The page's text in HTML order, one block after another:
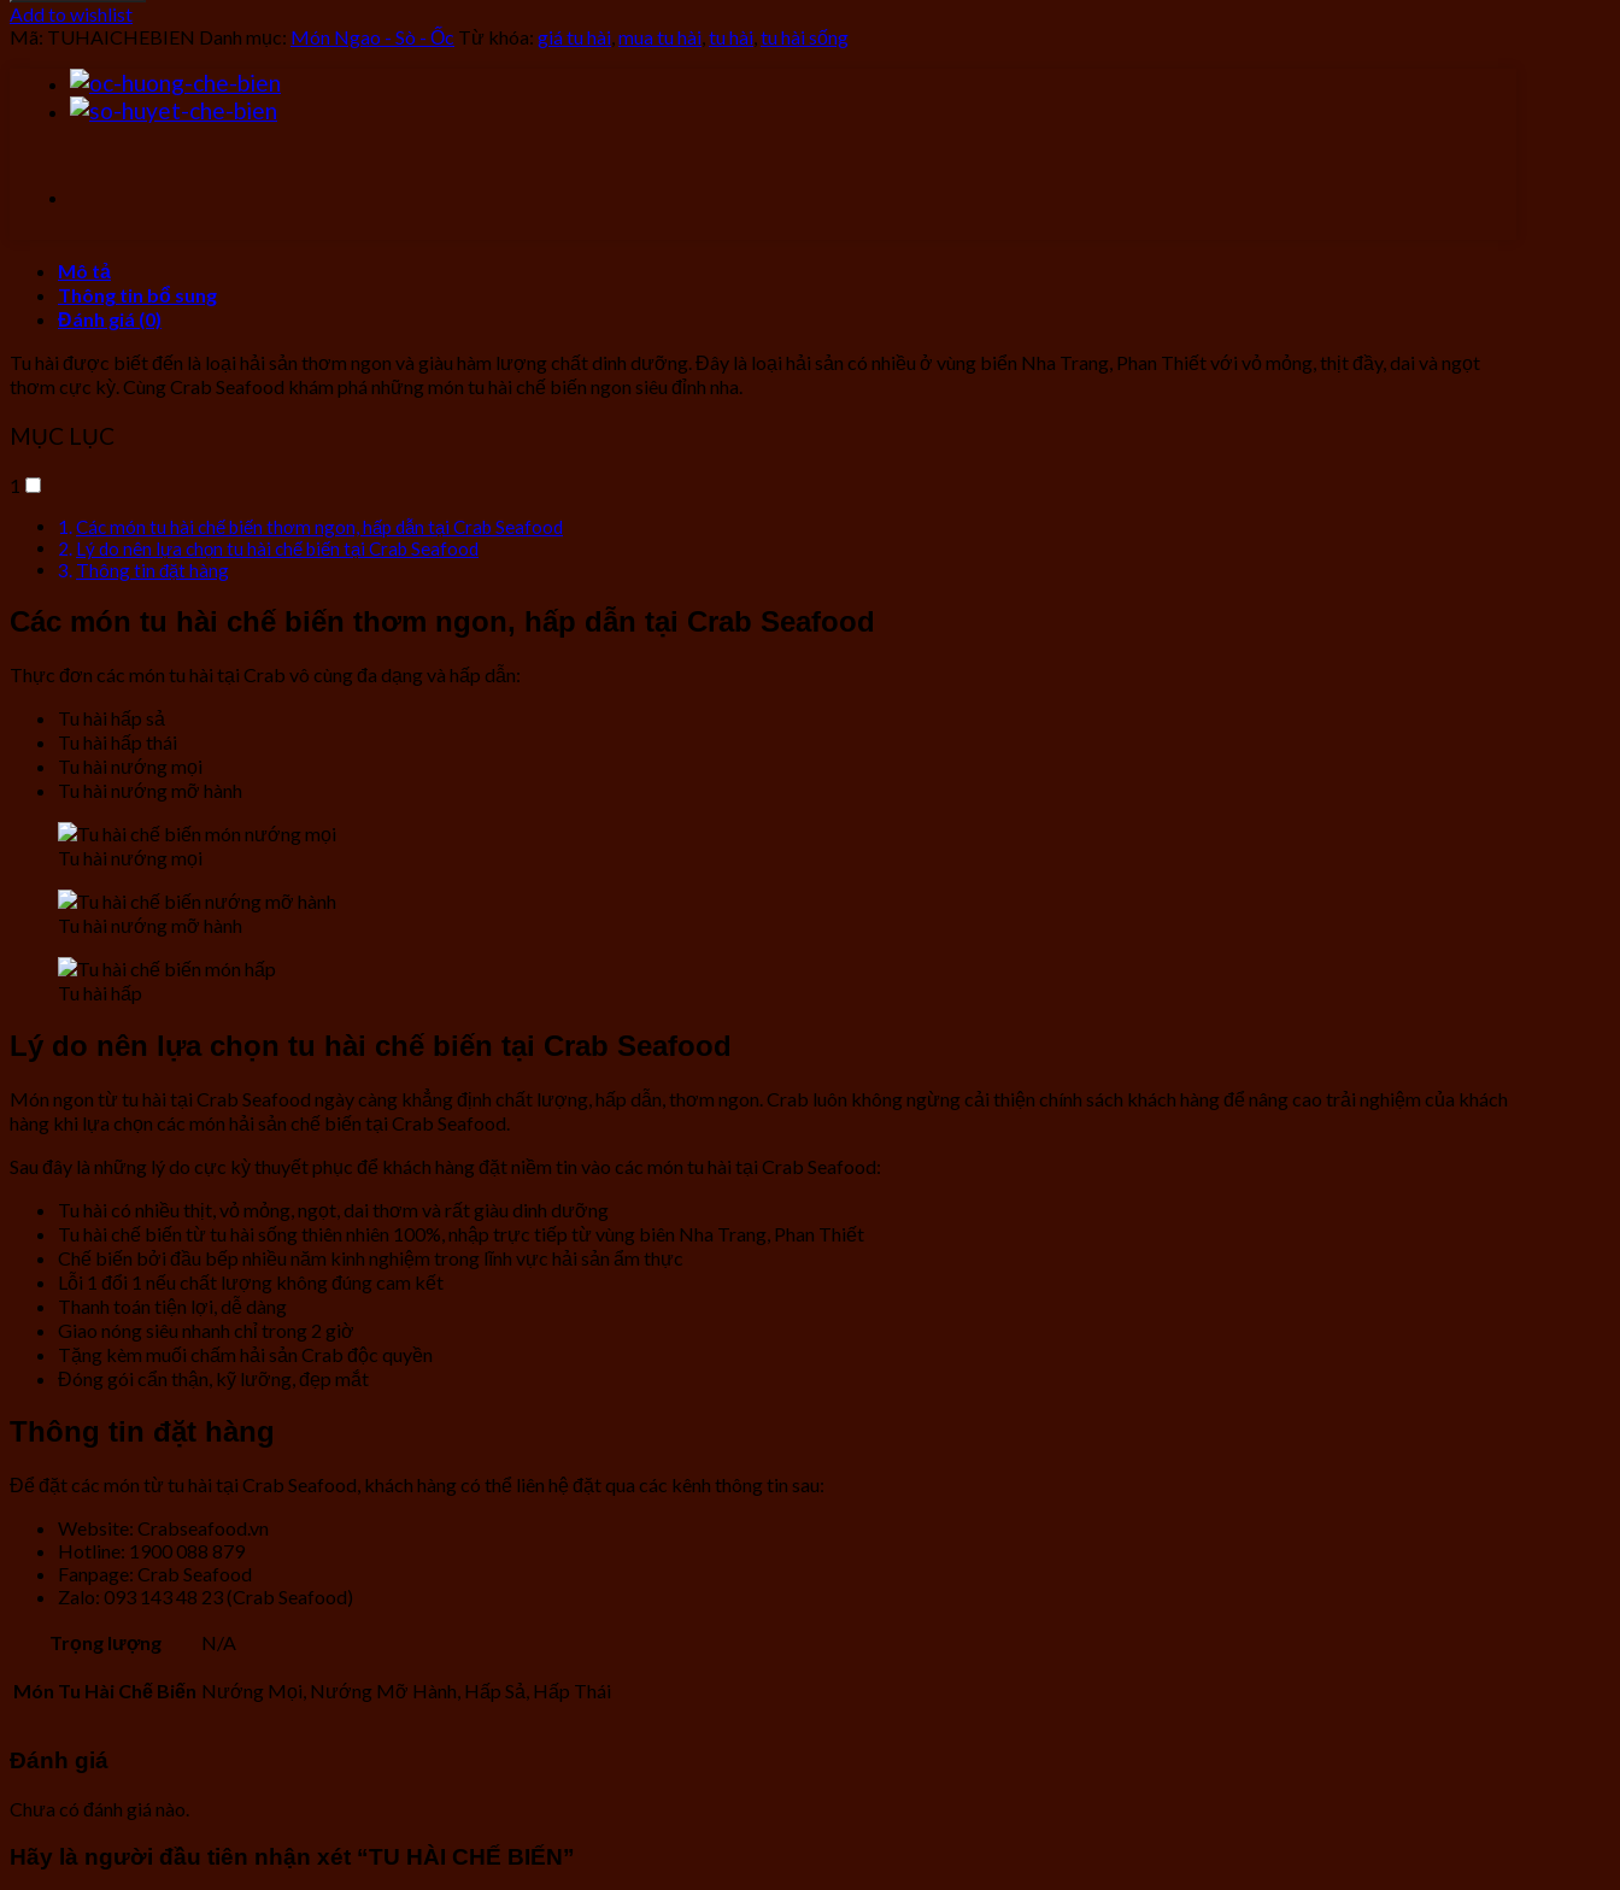
Add to wishlist
Mã: TUHAICHEBIEN Danh mục: Món Ngao - Sò - Ốc Từ khóa: giá tu hài,mua tu hài,tu hài,tu hài sống
Mô tả
Thông tin bổ sung
Đánh giá (0)
Tu hài được biết đến là loại hải sản thơm ngon và giàu hàm lượng chất dinh dưỡng. Đây là loại hải sản có nhiều ở vùng biển Nha Trang, Phan Thiết với vỏ mỏng, thịt đầy, dai và ngọt
thơm cực kỳ. Cùng Crab Seafood khám phá những món tu hài chế biến ngon siêu đỉnh nha.
MỤC LỤC
1
Các món tu hài chế biến thơm ngon, hấp dẫn tại Crab Seafood
Lý do nên lựa chọn tu hài chế biến tại Crab Seafood
Thông tin đặt hàng
Các món tu hài chế biến thơm ngon, hấp dẫn tại Crab Seafood
Thực đơn các món tu hài tại Crab vô cùng đa dạng và hấp dẫn:
Tu hài hấp sả
Tu hài hấp thái
Tu hài nướng mọi
Tu hài nướng mỡ hành
Tu hài nướng mọi
Tu hài nướng mỡ hành
Tu hài hấp
Lý do nên lựa chọn tu hài chế biến tại Crab Seafood
Món ngon từ tu hài tại Crab Seafood ngày càng khẳng định chất lượng, hấp dẫn, thơm ngon. Crab luôn không ngừng cải thiện chính sách khách hàng để nâng cao trải nghiệm của khách
hàng khi lựa chọn các món hải sản chế biến tại Crab Seafood.
Sau đây là những lý do cực kỳ thuyết phục để khách hàng đặt niềm tin vào các món tu hài tại Crab Seafood:
Tu hài có nhiều thịt, vỏ mỏng, ngọt, dai thơm và rất giàu dinh dưỡng
Tu hài chế biến từ tu hài sống thiên nhiên 100%, nhập trực tiếp từ vùng biên Nha Trang, Phan Thiết
Chế biến bởi đầu bếp nhiều năm kinh nghiệm trong lĩnh vực hải sản ẩm thực
Lỗi 1 đổi 1 nếu chất lượng không đúng cam kết
Thanh toán tiện lợi, dễ dàng
Giao nóng siêu nhanh chỉ trong 2 giờ
Tặng kèm muối chấm hải sản Crab độc quyền
Đóng gói cẩn thận, kỹ lưỡng, đẹp mắt
Thông tin đặt hàng
Để đặt các món từ tu hài tại Crab Seafood, khách hàng có thể liên hệ đặt qua các kênh thông tin sau:
Website: Crabseafood.vn
Hotline: 1900 088 879
Fanpage: Crab Seafood
Zalo: 093 143 48 23 (Crab Seafood)
Trọng lượng
N/A
Món Tu Hài Chế Biến Nướng Mọi, Nướng Mỡ Hành, Hấp Sả, Hấp Thái
Đánh giá
Chưa có đánh giá nào.
Hãy là người đầu tiên nhận xét “TU HÀI CHẾ BIẾN”